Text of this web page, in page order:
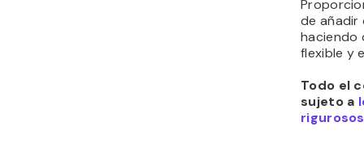
de añadir
haciendo
flexible y
Todo el
sujeto a